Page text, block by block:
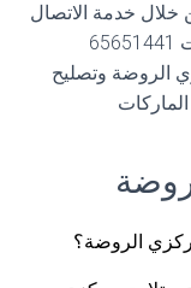
خدمة الاتصال
الروضة وتصليح
الروضة؟